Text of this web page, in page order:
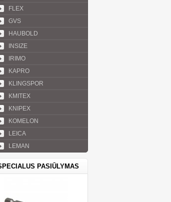
FLEX
GVS
HAUBOLD
INSIZE
IRIMO
KAPRO
KLINGSPOR
KMITEX
KNIPEX
KOMELON
LEICA
LEMAN
PASIŪLYMAS